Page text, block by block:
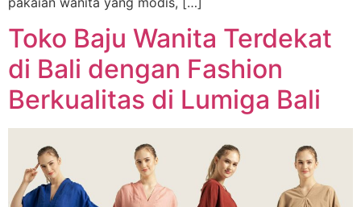
Toko Baju Wanita Terdekat
di Bali dengan Fashion
Berkualitas di Lumiga Bali